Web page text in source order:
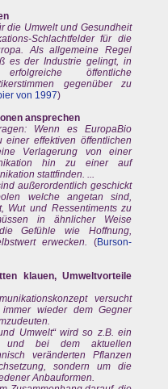
die Umwelt und Gesundheit
Schlachtfelder für die
Als allgemeine Regel
es der Industrie gelingt, in
öffentliche
gegenüber zu
von 1997)
ansprechen
Wenn es EuropaBio
effektiven öffentlichen
Verlagerung von einer
hin zu einer auf
stattfinden. ...
außerordentlich geschickt
welche angetan sind,
Wut und Ressentiments zu
in ähnlicher Weise
Gefühle wie Hoffnung,
erwecken.
(Burson-
klauen, Umweltvorteile
versucht
wieder dem Gegner
Umwelt“ wird so z.B. ein
und bei dem aktuellen
veränderten Pflanzen
sondern um die
Anbauformen.